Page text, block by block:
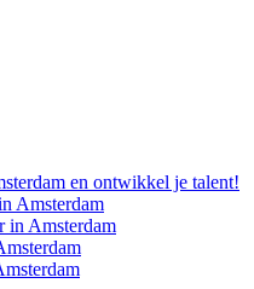
en ontwikkel je talent!
Amsterdam
in Amsterdam